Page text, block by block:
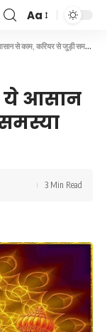
Font
Resizer
Aa
करियर से जुड़ी समस्या होगी दूर
ये आसान
3 Min Read